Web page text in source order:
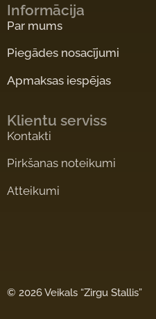
Informācija
Par mums
Piegādes nosacījumi
Apmaksas iespējas
Klientu serviss
Kontakti
Pirkšanas noteikumi
Atteikumi
© 2026 Veikals “Zirgu Stallis”